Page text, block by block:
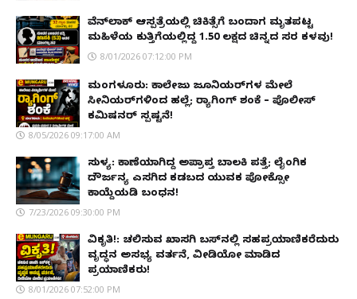
ವೆನ್‌ಲಾಕ್ ಆಸ್ಪತ್ರೆಯಲ್ಲಿ ಚಿಕಿತ್ಸೆಗೆ ಬಂದಾಗ ಮೃತಪಟ್ಟ
ಮಹಿಳೆಯ ಕುತ್ತಿಗೆಯಲ್ಲಿದ್ದ ₹1.50 ಲಕ್ಷದ ಚಿನ್ನದ ಸರ ಕಳವು!
8/01/2026 07:12:00 PM
ಮಂಗಳೂರು: ಕಾಲೇಜು ಜೂನಿಯರ್‌ಗಳ ಮೇಲೆ
ಸೀನಿಯರ್‌ಗಳಿಂದ ಹಲ್ಲೆ; ರ‌್ಯಾಗಿಂಗ್ ಶಂಕೆ – ಪೊಲೀಸ್
ಕಮಿಷನರ್ ಸ್ಪಷ್ಟನೆ!
8/05/2026 09:17:00 AM
ಸುಳ್ಯ: ಕಾಣೆಯಾಗಿದ್ದ ಅಪ್ರಾಪ್ತ ಬಾಲಕಿ ಪತ್ತೆ; ಲೈಂಗಿಕ
ದೌರ್ಜನ್ಯ ಎಸಗಿದ ಕಡಬದ ಯುವಕ ಪೋಕ್ಸೋ
ಕಾಯ್ದೆಯಡಿ ಬಂಧನ!
7/23/2026 09:30:00 PM
ವಿಕೃತಿ!: ಚಲಿಸುವ ಖಾಸಗಿ ಬಸ್‌ನಲ್ಲಿ ಸಹಪ್ರಯಾಣಿಕರೆದುರು
ವೃದ್ಧನ ಅಸಭ್ಯ ವರ್ತನೆ, ವೀಡಿಯೋ ಮಾಡಿದ
ಪ್ರಯಾಣಿಕರು!
8/01/2026 07:52:00 PM